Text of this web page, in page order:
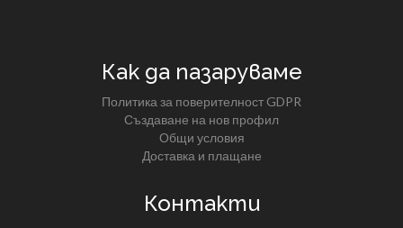
Как да пазаруваме
Политика за поверителност GDPR
Създаване на нов профил
Общи условия
Доставка и плащане
Контакти